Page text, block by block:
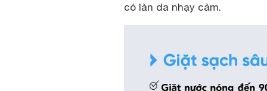
có làn da nhạy cảm.